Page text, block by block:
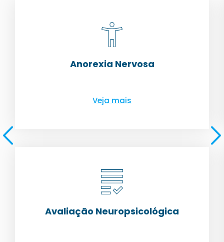
Anorexia Nervosa
Veja mais
Avaliação Neuropsicológica